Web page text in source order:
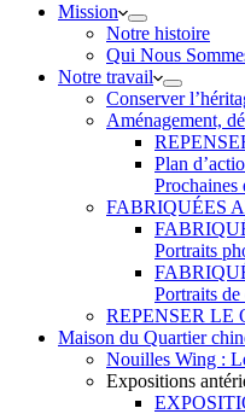
Mission
Notre histoire
Qui Nous
Notre travail
Conserver
Aménagement,
Plan
Prochaines
FABRIQUÉES
Portraits
Portraits
REPENSER LE
Maison du Quartier
Nouilles Wing :
Expositions